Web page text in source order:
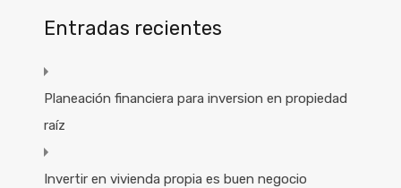
Entradas recientes
Planeación financiera para inversion en propiedad
raíz
Invertir en vivienda propia es buen negocio